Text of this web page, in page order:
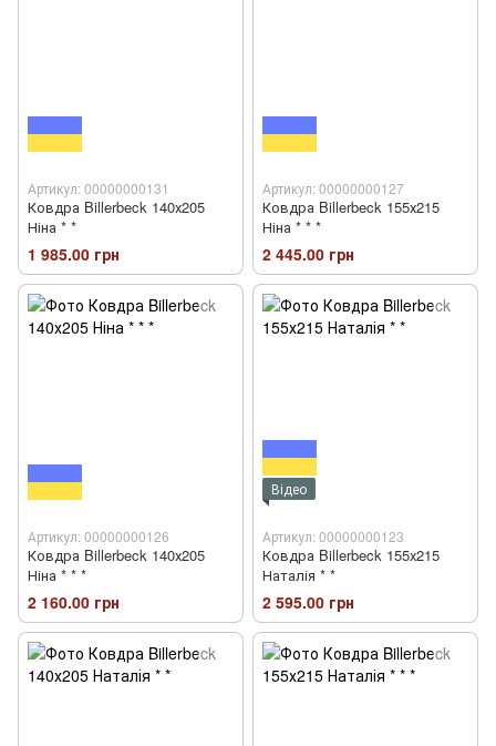
Артикул: 00000000131
Ковдра Billerbeck 140х205
Ніна * *
1 985.00 грн
Артикул: 00000000127
Ковдра Billerbeck 155х215
Ніна * * *
2 445.00 грн
Артикул: 00000000126
Ковдра Billerbeck 140х205
Ніна * * *
2 160.00 грн
Відео
Артикул: 00000000123
Ковдра Billerbeck 155х215
Наталія * *
2 595.00 грн